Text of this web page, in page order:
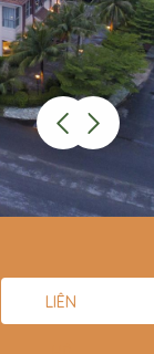
LIÊN